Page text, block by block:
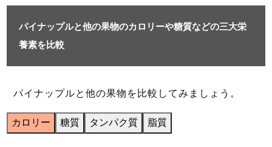
パイナップルと他の果物のカロリーや糖質などの三大栄
養素を比較
パイナップルと他の果物を比較してみましょう。
カロリー 糖質 タンパク質 脂質